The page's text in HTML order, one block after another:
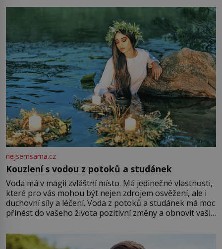
milostpaní. Stačí jenom na sukni,“ zhodnotí švadlena
množství růžového mušelínu. „Ošidili vás, podívejte.“
Vezme do ruky dřevěnou
nejsemsama.cz
Kouzlení s vodou z potoků a studánek
Voda má v magii zvláštní místo. Má jedinečné vlastnosti,
které pro vás mohou být nejen zdrojem osvěžení, ale i
duchovní síly a léčení. Voda z potoků a studánek má moc
přinést do vašeho života pozitivní změny a obnovit vaši
můžete obohatit své rituály a přinést do svého života
větší harmonii a klid. Je důležité